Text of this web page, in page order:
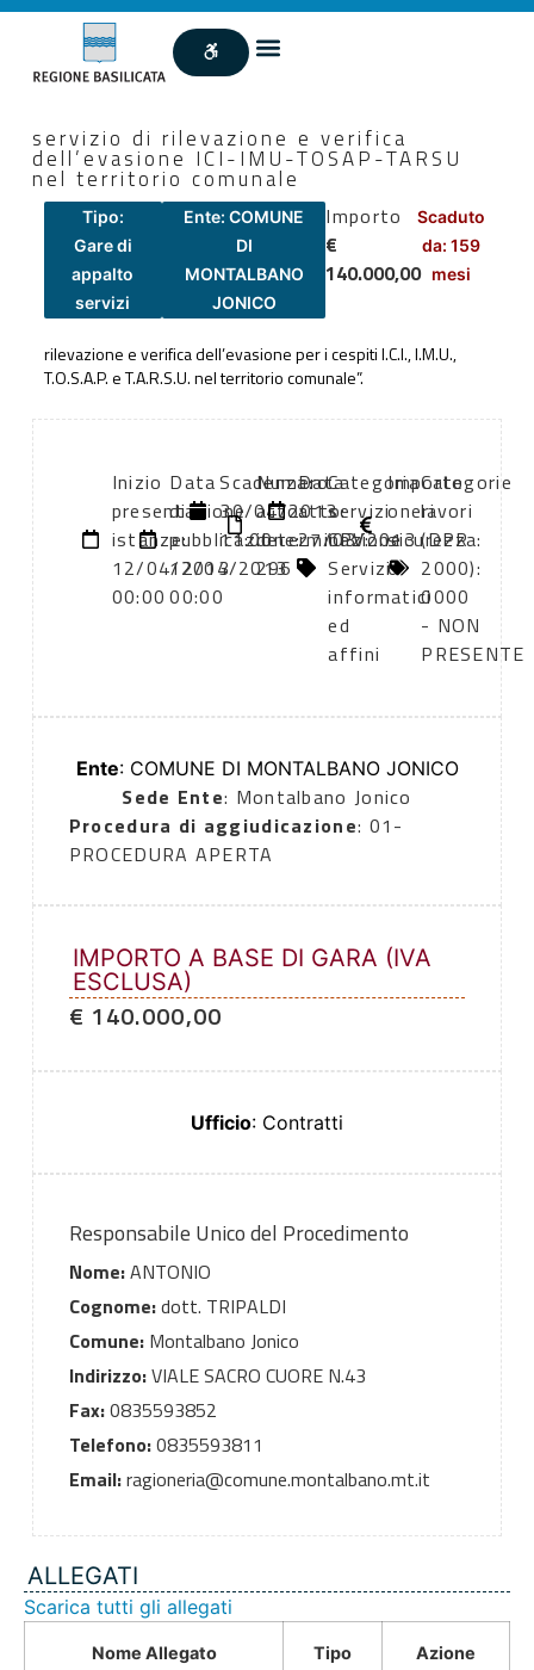
servizio di rilevazione e verifica
dell’evasione ICI-IMU-TOSAP-TARSU
nel territorio comunale
Tipo:
Gare di
appalto
servizi
Ente: COMUNE
DI
MONTALBANO
JONICO
Importo
€
140.000,00
Scaduto
da: 159
mesi
rilevazione e verifica dell’evasione per i cespiti I.C.I., I.M.U.,
T.O.S.A.P. e T.A.R.S.U. nel territorio comunale”.
Inizio
presentazione
istanze:
12/04/2013
00:00
Data
di
pubblicazione:
12/04/2013
00:00
Scadenza:
30/04/2013
11:00
Numero
atto:
determinazione
296
Data
atto:
27/03/2013
Categoria
servizi
CPV:
Servizi
informatici
ed
affini
Importo
oneri
sicurezza:
0
Categorie
lavori
(DPR
2000):
0000
- NON
PRESENTE
Ente: COMUNE DI MONTALBANO JONICO
Sede Ente: Montalbano Jonico
Procedura di aggiudicazione: 01-
PROCEDURA APERTA
IMPORTO A BASE DI GARA (IVA
ESCLUSA)
€ 140.000,00
Ufficio: Contratti
Responsabile Unico del Procedimento
Nome:ANTONIO
Cognome:dott. TRIPALDI
Comune:Montalbano Jonico
Indirizzo:VIALE SACRO CUORE N.43
Fax:0835593852
Telefono:0835593811
Email:ragioneria@comune.montalbano.mt.it
ALLEGATI
Scarica tutti gli allegati
Nome Allegato Tipo Azione